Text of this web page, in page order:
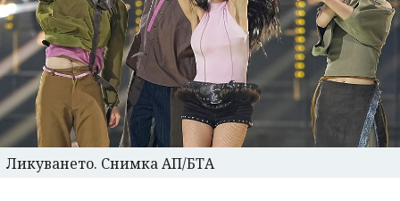
Ликуването. Снимка АП/БТА